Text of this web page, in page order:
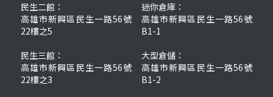
民生二館：
高雄市新興區民生一路56號
22樓之5
民生三館：
高雄市新興區民生一路56號
22樓之3
迷你倉庫：
高雄市新興區民生一路56號
B1-1
大型倉儲：
高雄市新興區民生一路56號
B1-2